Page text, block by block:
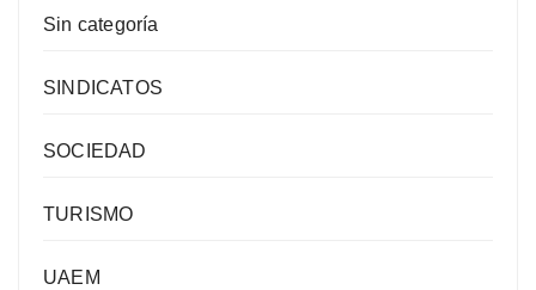
Sin categoría
SINDICATOS
SOCIEDAD
TURISMO
UAEM